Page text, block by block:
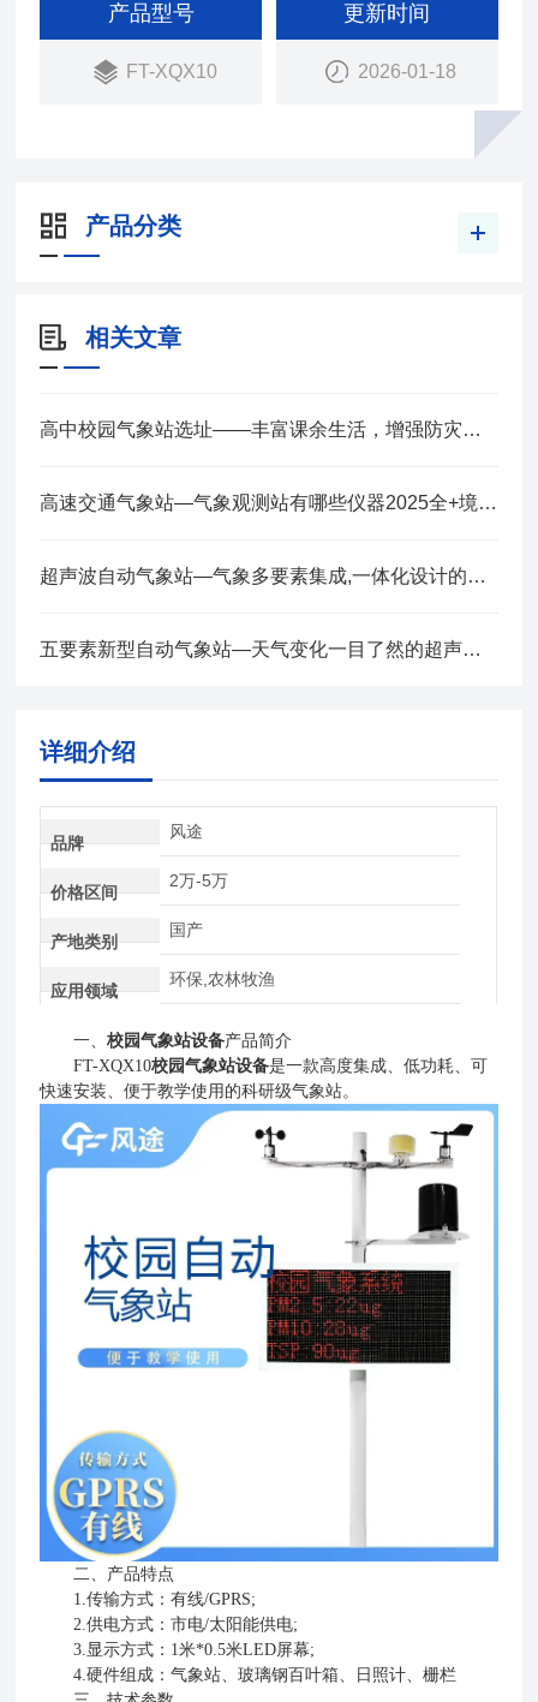
产品型号
FT-XQX10
更新时间
2026-01-18
产品分类
相关文章
高中校园气象站选址——丰富课余生活，增强防灾意识 2025全+境+派+送
高速交通气象站—气象观测站有哪些仪器2025全+境+派+送
超声波自动气象站—气象多要素集成,一体化设计的小型气象站2025全+境+派+送
五要素新型自动气象站—天气变化一目了然的超声波气象站2024全+境+派+送
详细介绍
品牌
风途
价格区间
2万-5万
产地类别
国产
应用领域
环保,农林牧渔
一、校园气象站设备产品简介
FT-XQX10校园气象站设备是一款高度集成、低功耗、可
快速安装、便于教学使用的科研级气象站。
二、产品特点
1.传输方式：有线/GPRS;
2.供电方式：市电/太阳能供电;
3.显示方式：1米*0.5米LED屏幕;
4.硬件组成：气象站、玻璃钢百叶箱、日照计、栅栏